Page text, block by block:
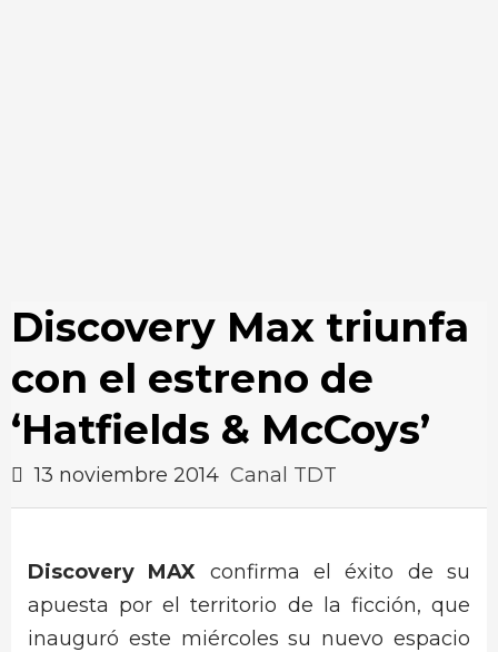
Discovery Max triunfa
con el estreno de
‘Hatfields & McCoys’
13 noviembre 2014 Canal TDT
Discovery MAX confirma el éxito de su
apuesta por el territorio de la ficción, que
inauguró este miércoles su nuevo espacio